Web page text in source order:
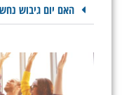
האם יום גיבוש